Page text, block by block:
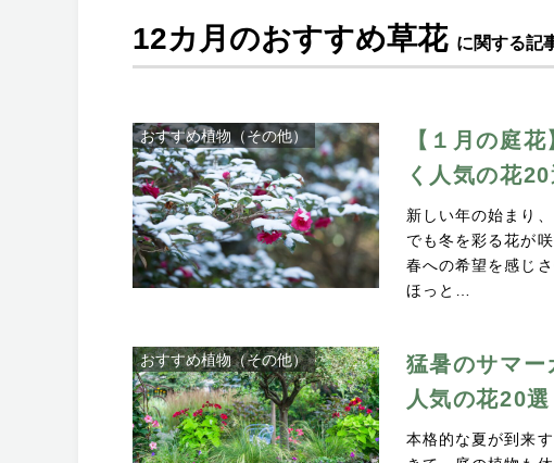
12カ月のおすすめ草花 に関する記
おすすめ植物（その他）
【１月の庭
く人気の花
新しい年の始まり
でも冬を彩る花が
春への希望を感じ
ほっと…
おすすめ植物（その他）
猛暑のサマー
人気の花20選
本格的な夏が到来